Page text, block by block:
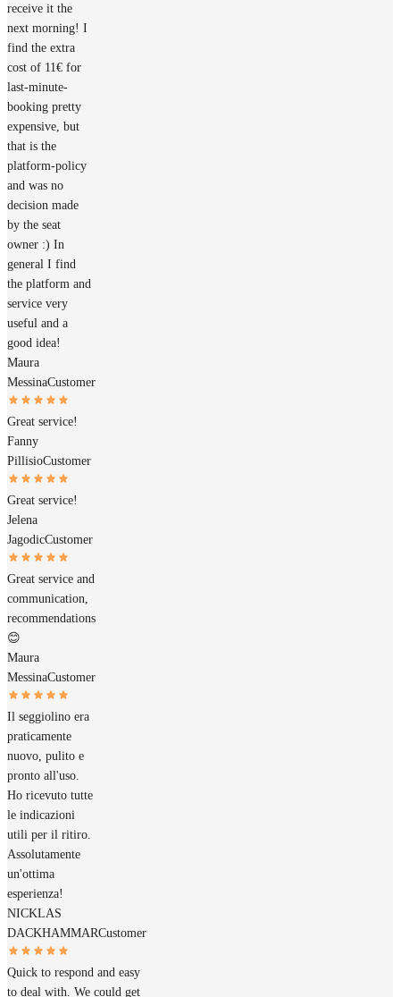
receive it the
next morning! I
find the extra
cost of 11€ for
last-minute-
booking pretty
expensive, but
that is the
platform-policy
and was no
decision made
by the seat
owner :) In
general I find
the platform and
service very
useful and a
good idea!
Maura
MessinaCustomer
Great service!
Fanny
PillisioCustomer
Great service!
Jelena
JagodicCustomer
Great service and
communication,
recommendations
😊
Maura
MessinaCustomer
Il seggiolino era
praticamente
nuovo, pulito e
pronto all'uso.
Ho ricevuto tutte
le indicazioni
utili per il ritiro.
Assolutamente
un'ottima
esperienza!
NICKLAS
DACKHAMMARCustomer
Quick to respond and easy
to deal with. We could get